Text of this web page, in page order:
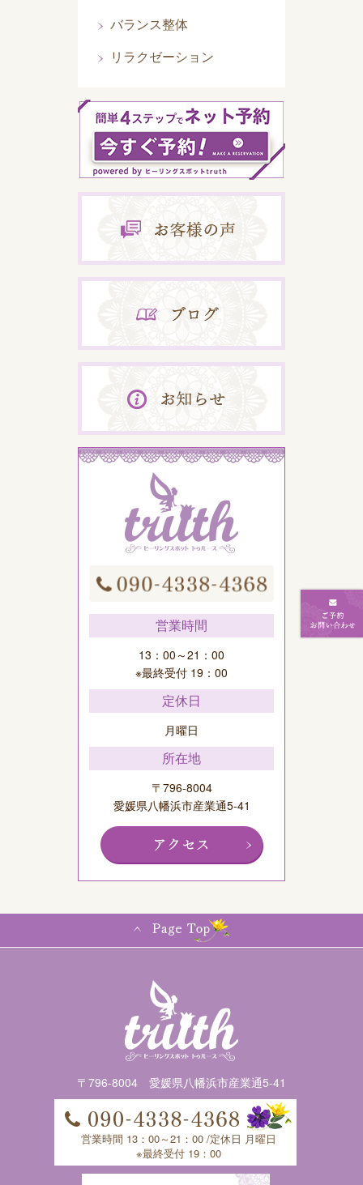
バランス整体
リラクゼーション
営業時間
13：00～21：00
※最終受付 19：00
定休日
月曜日
所在地
〒796-8004
愛媛県八幡浜市産業通5-41
〒796-8004 愛媛県八幡浜市産業通5-41
営業時間 13：00～21：00 /定休日 月曜日
※最終受付 19：00